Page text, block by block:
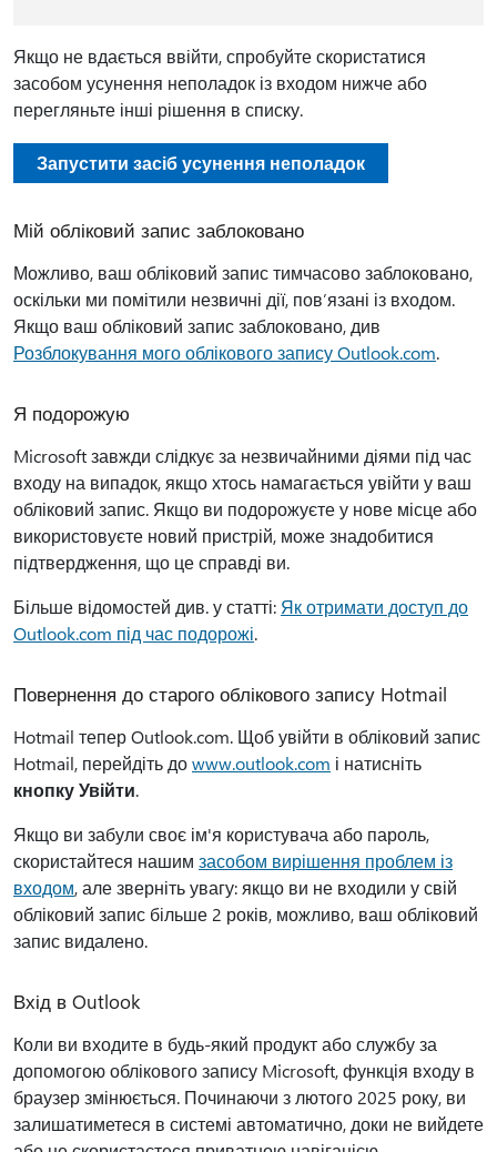
Якщо не вдається ввійти, спробуйте скористатися
засобом усунення неполадок із входом нижче або
перегляньте інші рішення в списку.
Запустити засіб усунення неполадок
Мій обліковий запис заблоковано
Можливо, ваш обліковий запис тимчасово заблоковано,
оскільки ми помітили незвичні дії, пов’язані із входом.
Якщо ваш обліковий запис заблоковано, див
Розблокування мого облікового запису Outlook.com.
Я подорожую
Microsoft завжди слідкує за незвичайними діями під час
входу на випадок, якщо хтось намагається увійти у ваш
обліковий запис. Якщо ви подорожуєте у нове місце або
використовуєте новий пристрій, може знадобитися
підтвердження, що це справді ви.
Більше відомостей див. у статті: Як отримати доступ до
Outlook.com під час подорожі.
Повернення до старого облікового запису Hotmail
Hotmail тепер Outlook.com. Щоб увійти в обліковий запис
Hotmail, перейдіть доwww.outlook.com і натисніть
кнопку Увійти.
Якщо ви забули своє ім'я користувача або пароль,
скористайтеся нашим засобом вирішення проблем із
входом, але зверніть увагу: якщо ви не входили у свій
обліковий запис більше 2 років, можливо, ваш обліковий
запис видалено.
Вхід в Outlook
Коли ви входите в будь-який продукт або службу за
допомогою облікового запису Microsoft, функція входу в
браузер змінюється. Починаючи з лютого 2025 року, ви
залишатиметеся в системі автоматично, доки не вийдете